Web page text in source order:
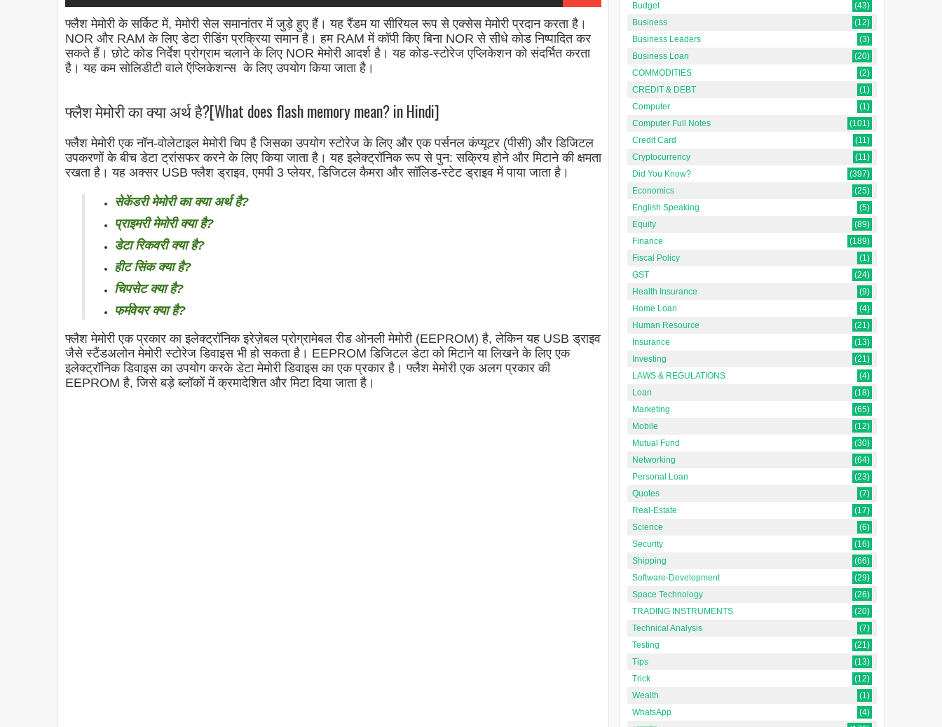
फ्लैश मेमोरी के सर्किट में, मेमोरी सेल समानांतर में जुड़े हुए हैं। यह रैंडम या सीरियल रूप से एक्सेस मेमोरी प्रदान करता है।
NOR और RAM के लिए डेटा रीडिंग प्रक्रिया समान है। हम RAM में कॉपी किए बिना NOR से सीधे कोड निष्पादित कर
सकते हैं। छोटे कोड निर्देश प्रोग्राम चलाने के लिए NOR मेमोरी आदर्श है। यह कोड-स्टोरेज एप्लिकेशन को संदर्भित करता
है। यह कम सोलिडीटी वाले ऍप्लिकेशन्स के लिए उपयोग किया जाता है।
फ्लैश मेमोरी का क्या अर्थ है?[What does flash memory mean? in Hindi]
फ्लैश मेमोरी एक नॉन-वोलेटाइल मेमोरी चिप है जिसका उपयोग स्टोरेज के लिए और एक पर्सनल कंप्यूटर (पीसी) और डिजिटल
उपकरणों के बीच डेटा ट्रांसफर करने के लिए किया जाता है। यह इलेक्ट्रॉनिक रूप से पुन: सक्रिय होने और मिटाने की क्षमता
रखता है। यह अक्सर USB फ्लैश ड्राइव, एमपी 3 प्लेयर, डिजिटल कैमरा और सॉलिड-स्टेट ड्राइव में पाया जाता है।
सेकेंडरी मेमोरी का क्या अर्थ है?
प्राइमरी मेमोरी क्या है?
डेटा रिकवरी क्या है?
हीट सिंक क्या है?
चिपसेट क्या है?
फर्मवेयर क्या है?
फ्लैश मेमोरी एक प्रकार का इलेक्ट्रॉनिक इरेज़ेबल प्रोग्रामेबल रीड ओनली मेमोरी (EEPROM) है, लेकिन यह USB ड्राइव
जैसे स्टैंडअलोन मेमोरी स्टोरेज डिवाइस भी हो सकता है। EEPROM डिजिटल डेटा को मिटाने या लिखने के लिए एक
इलेक्ट्रॉनिक डिवाइस का उपयोग करके डेटा मेमोरी डिवाइस का एक प्रकार है। फ्लैश मेमोरी एक अलग प्रकार की
EEPROM है, जिसे बड़े ब्लॉकों में क्रमादेशित और मिटा दिया जाता है।
Budget
(43)
Business
(12)
Business Leaders
(3)
Business Loan
(20)
COMMODITIES
(2)
CREDIT & DEBT
(1)
Computer
(1)
Computer Full Notes
(101)
Credit Card
(11)
Cryptocurrency
(11)
Did You Know?
(397)
Economics
(25)
English Speaking
(5)
Equity
(89)
Finance
(189)
Fiscal Policy
(1)
GST
(24)
Health Insurance
(9)
Home Loan
(4)
Human Resource
(21)
Insurance
(13)
Investing
(21)
LAWS & REGULATIONS
(4)
Loan
(18)
Marketing
(65)
Mobile
(12)
Mutual Fund
(30)
Networking
(64)
Personal Loan
(23)
Quotes
(7)
Real-Estate
(17)
Science
(6)
Security
(16)
Shipping
(66)
Software-Development
(29)
Space Technology
(26)
TRADING INSTRUMENTS
(20)
Technical Analysis
(7)
Testing
(21)
Tips
(13)
Trick
(12)
Wealth
(1)
WhatsApp
(4)